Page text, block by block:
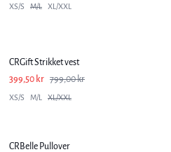
XS/S M/L XL/XXL
CRGift Strikket vest
399,50 kr 799,00 kr
XS/S M/L XL/XXL
CRBelle Pullover